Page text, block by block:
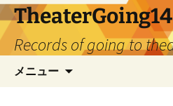
TheaterGoing14
Records of going to
メニュー